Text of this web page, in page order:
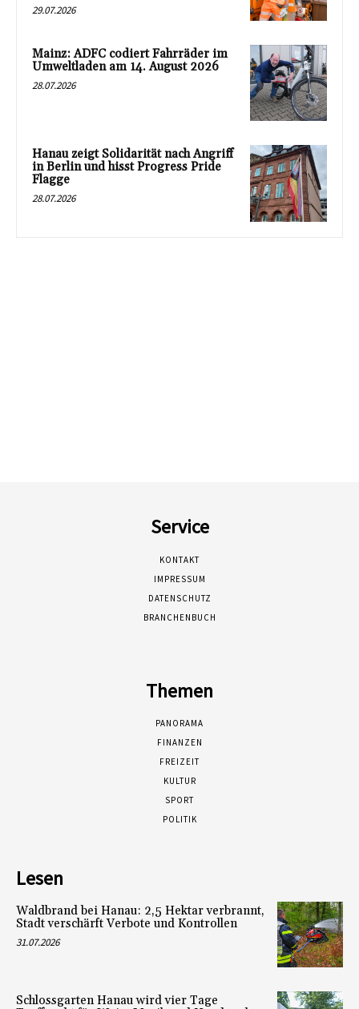
29.07.2026
Mainz: ADFC codiert Fahrräder im
Umweltladen am 14. August 2026
28.07.2026
Hanau zeigt Solidarität nach Angriff
in Berlin und hisst Progress Pride
Flagge
28.07.2026
Service
KONTAKT
IMPRESSUM
DATENSCHUTZ
BRANCHENBUCH
Themen
PANORAMA
FINANZEN
FREIZEIT
KULTUR
SPORT
POLITIK
Lesen
Waldbrand bei Hanau: 2,5 Hektar verbrannt,
Stadt verschärft Verbote und Kontrollen
31.07.2026
Schlossgarten Hanau wird vier Tage